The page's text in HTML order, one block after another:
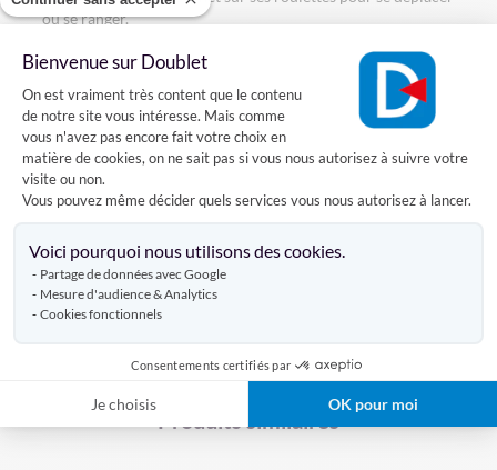
Bienvenue sur Doublet
Plateforme de Gestion du
On est vraiment très content que le contenu
de notre site vous intéresse. Mais comme
vous n'avez pas encore fait votre choix en
matière de cookies, on ne sait pas si vous nous autorisez à suivre votre
visite ou non.
Vous pouvez même décider quels services vous nous autorisez à lancer.
Voici pourquoi nous utilisons des cookies.
Partage de données avec Google
Mesure d'audience & Analytics
Cookies fonctionnels
Consentements certifiés par
Je choisis OK pour moi
ou se ranger.
lisses de côté et/ou arrière pour prévenir d'éventuelles
chutes.
Caractéristiques
Livraison
Produits similaires